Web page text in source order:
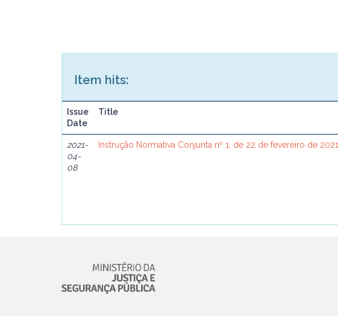
Item hits:
Issue
Date
Title
2021-
04-
08
Instrução Normativa Conjunta nº 1, de 22 de fevereiro de 2021